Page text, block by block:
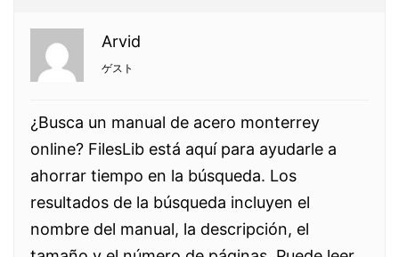
Arvid
ゲスト
¿Busca un manual de acero monterrey
online? FilesLib está aquí para ayudarle a
ahorrar tiempo en la búsqueda. Los
resultados de la búsqueda incluyen el
nombre del manual, la descripción, el